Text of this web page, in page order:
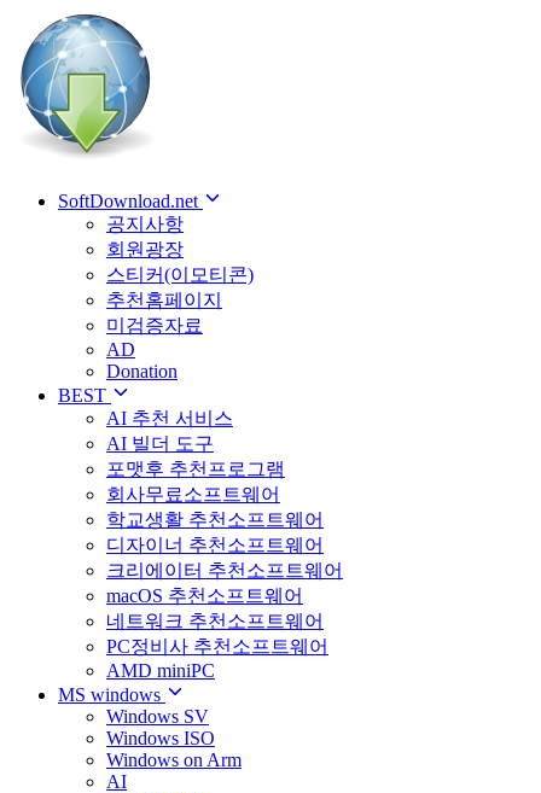
SoftDownload.net
공지사항
회원광장
스티커(이모티콘)
추천홈페이지
미검증자료
AD
Donation
BEST
AI 추천 서비스
AI 빌더 도구
포맷후 추천프로그램
회사무료소프트웨어
학교생활 추천소프트웨어
디자이너 추천소프트웨어
크리에이터 추천소프트웨어
macOS 추천소프트웨어
네트워크 추천소프트웨어
PC정비사 추천소프트웨어
AMD miniPC
MS windows
Windows SV
Windows ISO
Windows on Arm
AI